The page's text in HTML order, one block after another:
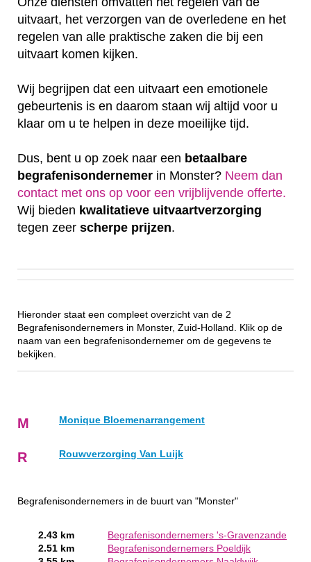
uitvaart, het verzorgen van de overledene en het
regelen van alle praktische zaken die bij een
uitvaart komen kijken.
Wij begrijpen dat een uitvaart een emotionele
gebeurtenis is en daarom staan wij altijd voor u
klaar om u te helpen in deze moeilijke tijd.
Dus, bent u op zoek naar een betaalbare
begrafenisondernemer in Monster? Neem dan
contact met ons op voor een vrijblijvende offerte‎.
Wij bieden kwalitatieve uitvaartverzorging
tegen zeer scherpe prijzen.
Hieronder staat een compleet overzicht van de 2
Begrafenisondernemers in Monster, Zuid-Holland. Klik op de
naam van een begrafenisondernemer om de gegevens te
bekijken.
M Monique Bloemenarrangement
R Rouwverzorging Van Luijk
Begrafenisondernemers in de buurt van "Monster"
2.43 km
Begrafenisondernemers 's-Gravenzande
2.51 km
Begrafenisondernemers Poeldijk